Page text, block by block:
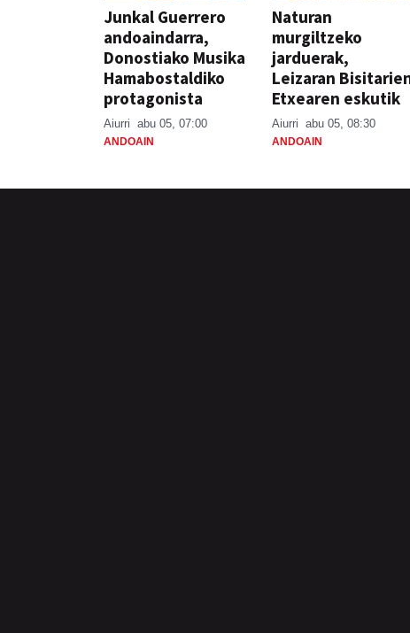
Junkal Guerrero
andoaindarra,
Donostiako Musika
Hamabostaldiko
protagonista
Aiurri abu 05, 07:00
ANDOAIN
Naturan
murgiltzeko
jarduerak,
Leizaran
Etxearen eskutik
Aiurri abu 05, 08:30
ANDOAIN